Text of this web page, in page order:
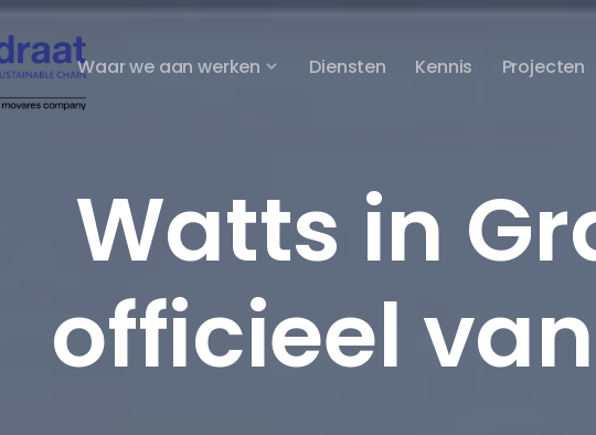
Waar we aan werken Diensten Kennis Projecten
Watts in
officieel